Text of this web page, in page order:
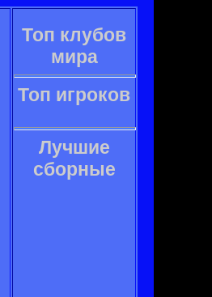
Топ клубов
мира
Топ игроков
Лучшие
сборные